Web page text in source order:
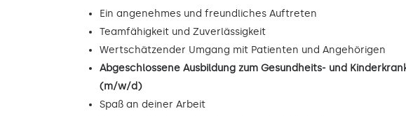
Ein angenehmes und freundliches Auftreten
Teamfähigkeit und Zuverlässigkeit
Wertschätzender Umgang mit Patienten und Angehörigen
Abgeschlossene Ausbildung zum Gesundheits- und
(m/w/d)
Spaß an deiner Arbeit